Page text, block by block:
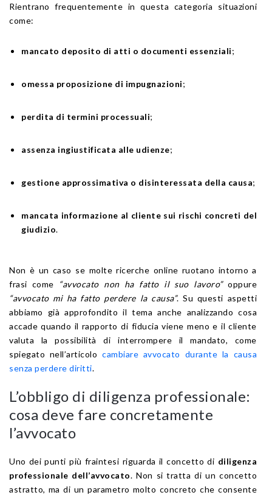
Rientrano frequentemente in questa categoria situazioni
come:
mancato deposito di atti o documenti essenziali;
omessa proposizione di impugnazioni;
perdita di termini processuali;
assenza ingiustificata alle udienze;
gestione approssimativa o disinteressata della causa;
mancata informazione al cliente sui rischi concreti del
giudizio.
Non è un caso se molte ricerche online ruotano intorno a
frasi come
“avvocato non ha fatto il suo lavoro”oppure
“avvocato mi ha fatto perdere la causa”. Su questi aspetti
abbiamo già approfondito il tema anche analizzando cosa
accade quando il rapporto di fiducia viene meno e il cliente
valuta la possibilità di interrompere il mandato, come
spiegato nell’articolo cambiare avvocato durante la causa
senza perdere diritti.
L’obbligo di diligenza professionale:
cosa deve fare concretamente
l’avvocato
Uno dei punti più fraintesi riguarda il concetto di diligenza
professionale dell’avvocato. Non si tratta di un concetto
astratto, ma di un parametro molto concreto che consente